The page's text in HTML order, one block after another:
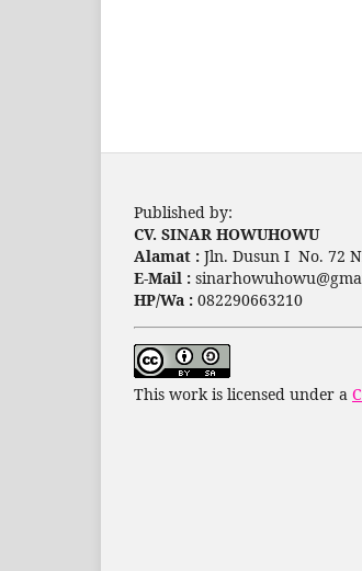
Published by:
CV. SINAR HOWUHOWU
Alamat : Jln. Dusun I No. 72
E-Mail :
HP/Wa : 082290663210
This work is licensed under a